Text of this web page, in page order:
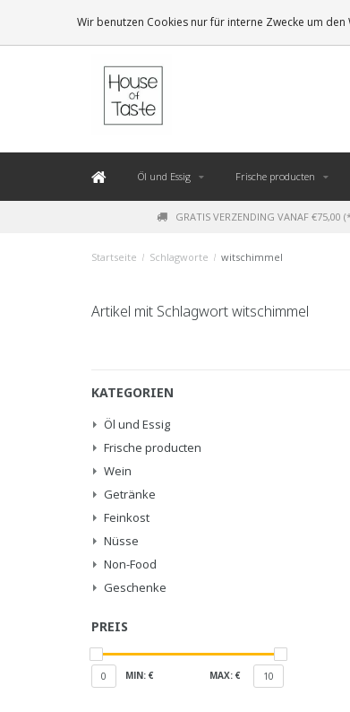
Öl und Essig Frische producten
GRATIS VERZENDING VANAF €75,00
Startseite / Schlagworte / witschimmel
Artikel mit Schlagwort witschimmel
KATEGORIEN
Öl und Essig
Frische producten
Wein
Getränke
Feinkost
Nüsse
Non-Food
Geschenke
PREIS
0 MIN: € MAX: € 10
Wir benutzen Cookies nur für interne Zwecke um